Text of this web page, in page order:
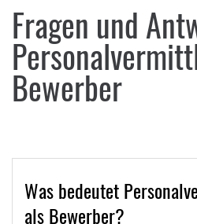
Fragen und
Bewerber
Was bedeutet
als Bewerber?